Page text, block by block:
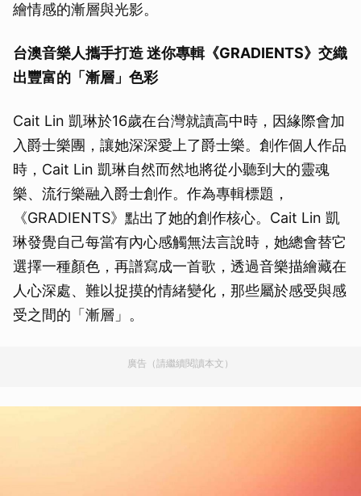
繪情感的漸層與光影。
台澳音樂人攜手打造 迷你專輯《GRADIENTS》交織
出豐富的「漸層」色彩
Cait Lin 凱琳於16歲在台灣就讀高中時，因緣際會加
入爵士樂團，讓她深深愛上了爵士樂。創作個人作品
時，Cait Lin 凱琳自然而然地將從小聽到大的靈魂
樂、流行樂融入爵士創作。作為專輯標題，
《GRADIENTS》點出了她的創作核心。Cait Lin 凱
琳發覺自己每當有內心感觸無法言說時，她總會替它
選擇一種顏色，再譜寫成一首歌，透過音樂描繪藏在
人心深處、難以捉摸的情緒變化，那些屬於感受與感
受之間的「漸層」。
廣告（請繼續閱讀本文）